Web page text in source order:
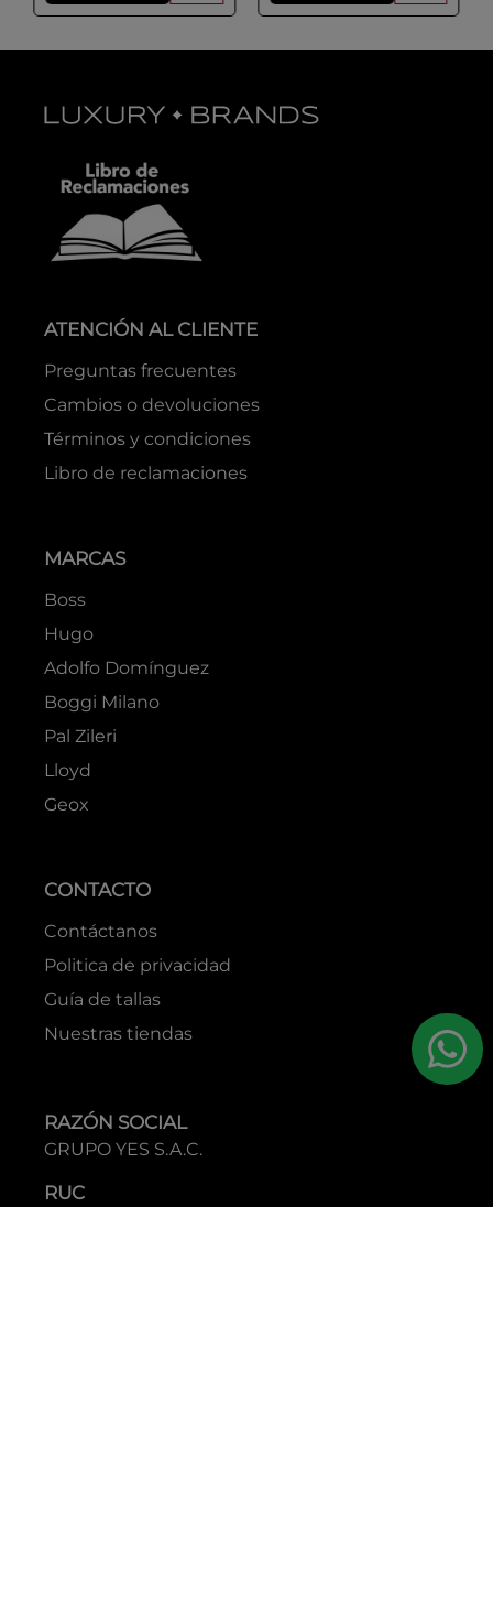
ATENCIÓN AL CLIENTE
Preguntas frecuentes
Cambios o devoluciones
Términos y condiciones
Libro de reclamaciones
MARCAS
Boss
Hugo
Adolfo Domínguez
Boggi Milano
Pal Zileri
Lloyd
Geox
CONTACTO
Contáctanos
Politica de privacidad
Guía de tallas
Nuestras tiendas
RAZÓN SOCIAL
GRUPO YES S.A.C.
RUC